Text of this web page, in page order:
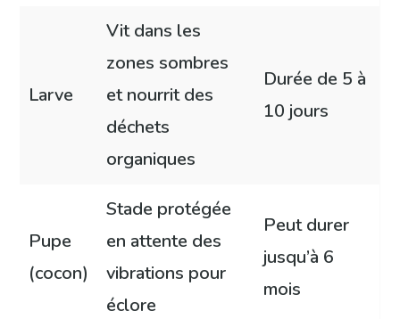
Larve
Vit dans les
zones sombres
et nourrit des
déchets
organiques
Durée de 5 à
10 jours
Pupe
(cocon)
Stade protégée
en attente des
vibrations pour
éclore
Peut durer
jusqu’à 6
mois